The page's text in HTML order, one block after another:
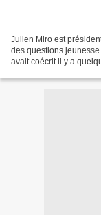
Julien Miro est
des questions jeunesse
avait coécrit il y a